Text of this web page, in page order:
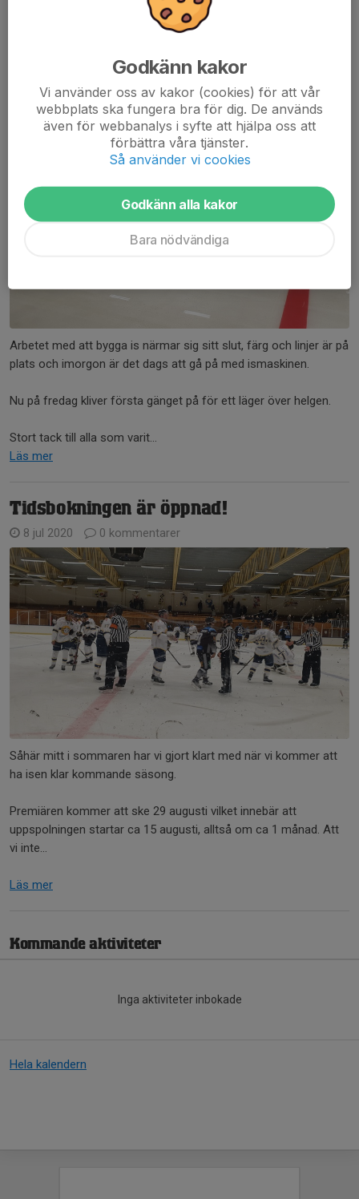
att kliva in på isen i Ljusne Ishall. Vi kommer att hålla öppet för
allmänheten varje söndag fram till 20 december.
Nu är det nära ...
26 aug 2020 1 kommentar
Arbetet med att bygga is närmar sig sitt slut, färg och linjer är på
plats och imorgon är det dags att gå på med ismaskinen.
Nu på fredag kliver första gänget på för ett läger över helgen.
Stort tack till alla som varit...
Läs mer
Tidsbokningen är öppnad!
8 jul 2020 0 kommentarer
Såhär mitt i sommaren har vi gjort klart med när vi kommer att
ha isen klar kommande säsong.
Premiären kommer att ske 29 augusti vilket innebär att
uppspolningen startar ca 15 augusti, alltså om ca 1 månad. Att
vi inte...
Läs mer
Kommande aktiviteter
Inga aktiviteter inbokade
Hela kalendern
Godkänn kakor
Vi använder oss av kakor (cookies) för att vår
webbplats ska fungera bra för dig. De används
även för webbanalys i syfte att hjälpa oss att
förbättra våra tjänster.
Så använder vi cookies
Godkänn alla kakor
Bara nödvändiga